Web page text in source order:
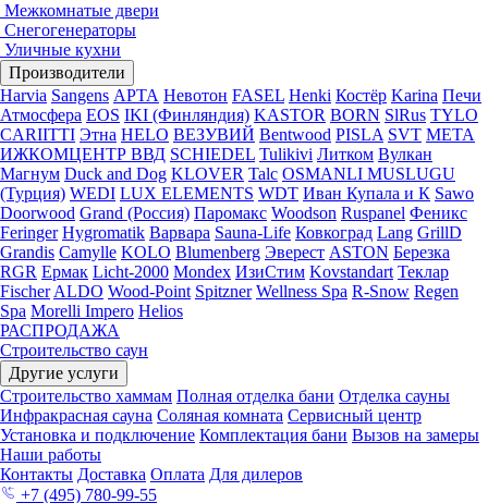
Межкомнатые двери
Снегогенераторы
Уличные кухни
Производители
Harvia Sangens АРТА Невотон FASEL Henki Костёр Karina Печи
Атмосфера EOS IKI (Финляндия) KASTOR BORN SlRus TYLO
CARIITTI Этна HELO ВЕЗУВИЙ Bentwood PISLA SVT МЕТА
ИЖКОМЦЕНТР ВВД SCHIEDEL Tulikivi Литком Вулкан
Магнум Duck and Dog KLOVER Talc OSMANLI MUSLUGU
(Турция) WEDI LUX ELEMENTS WDT Иван Купала и К Sawo
Doorwood Grand (Россия) Паромакс Woodson Ruspanel Феникс
Feringer Hygromatik Варвара Sauna-Life Ковкоград Lang GrillD
Grandis Camylle KOLO Blumenberg Эверест ASTON Березка
RGR Ермак Licht-2000 Mondex ИзиСтим Kovstandart Теклар
Fischer ALDO Wood-Point Spitzner Wellness Spa R-Snow Regen
Spa Morelli Impero Helios
РАСПРОДАЖА
Строительство саун
Другие услуги
Строительство хаммам Полная отделка бани Отделка сауны
Инфракрасная сауна Соляная комната Сервисный центр
Установка и подключение Комплектация бани Вызов на замеры
Наши работы
Контакты Доставка Оплата Для дилеров
+7 (495) 780-99-55